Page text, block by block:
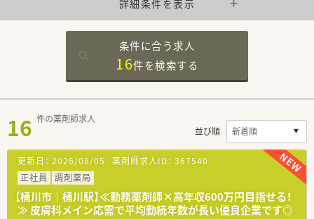
詳細条件を表示
条件に合う求人
16件を検索する
16 件の薬剤師求人
並び順
更新日： 2026/08/05 薬剤師求人ID： 367540
正社員
調剤薬局
【桶川市｜桶川駅】≪勤務薬剤師×高年収600万円目指せる！
≫ 皮膚科メイン応需で平均勤続年数が長い優良企業です◎